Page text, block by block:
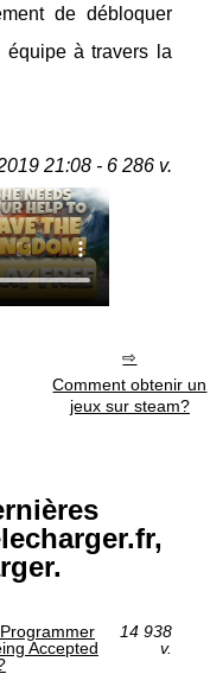
de débloquer
à travers la
21:08 - 6 286 v.
Comment obtenir un
jeux sur steam?
Accepted
14 938
v.